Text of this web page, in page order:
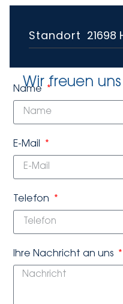
Standort 21698
Wir freuen
Name
E-Mail
Telefon
Ihre Nachricht an uns